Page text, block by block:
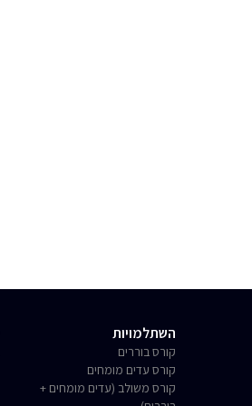
השתלמויות
קורס בוררים
קורס עדים מומחים
קורס משולב (עדים מומחים +